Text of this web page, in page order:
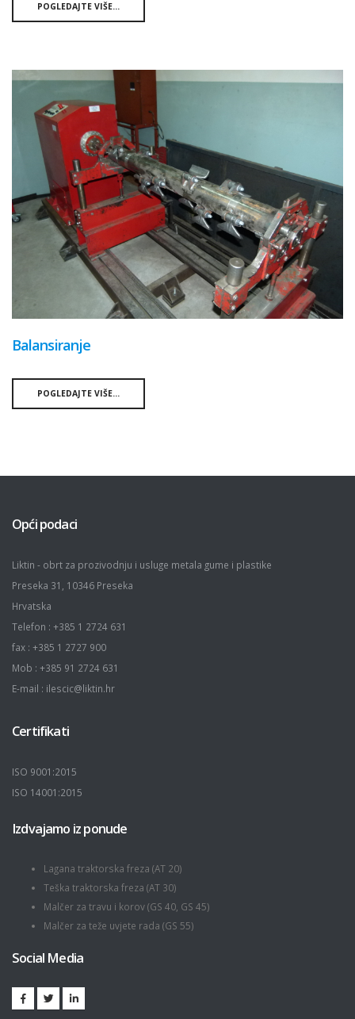
POGLEDAJTE VIŠE...
Balansiranje
POGLEDAJTE VIŠE...
Opći podaci
Liktin - obrt za prozivodnju i usluge metala gume i plastike
Preseka 31, 10346 Preseka
Hrvatska
Telefon : +385 1 2724 631
fax : +385 1 2727 900
Mob : +385 91 2724 631
E-mail : ilescic@liktin.hr
Certifikati
ISO 9001:2015
ISO 14001:2015
Izdvajamo iz ponude
Lagana traktorska freza (AT 20)
Teška traktorska freza (AT 30)
Malčer za travu i korov (GS 40, GS 45)
Malčer za teže uvjete rada (GS 55)
Social Media